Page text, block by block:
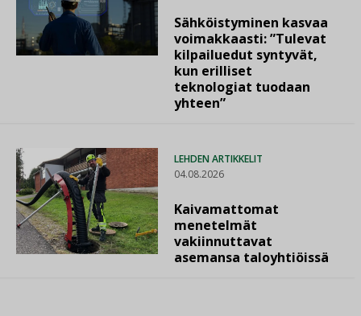
Sähköistyminen kasvaa
voimakkaasti: ”Tulevat
kilpailuedut syntyvät,
kun erilliset
teknologiat tuodaan
yhteen”
LEHDEN ARTIKKELIT
04.08.2026
Kaivamattomat
menetelmät
vakiinnuttavat
asemansa taloyhtiöissä